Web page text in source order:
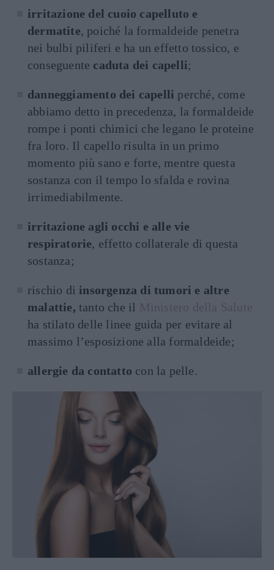
irritazione del cuoio capelluto e
dermatite, poiché la formaldeide penetra
nei bulbi piliferi e ha un effetto tossico, e
conseguente caduta dei capelli;
danneggiamento dei capelli perché, come
abbiamo detto in precedenza, la formaldeide
rompe i ponti chimici che legano le proteine
fra loro. Il capello risulta in un primo
momento più sano e forte, mentre questa
sostanza con il tempo lo sfalda e rovina
irrimediabilmente.
irritazione agli occhi e alle vie
respiratorie, effetto collaterale di questa
sostanza;
rischio di insorgenza di tumori e altre
malattie, tanto che il Ministero della Salute
ha stilato delle linee guida per evitare al
massimo l’esposizione alla formaldeide;
allergie da contatto con la pelle.